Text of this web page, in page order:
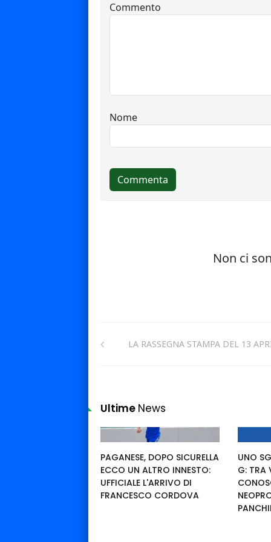
LA RASSEGNA STAMPA DEL 13
Ultime News
PAGANESE, DOPO SICURELLA
ECCO UN ALTRO INNESTO:
UFFICIALE L'ARRIVO DI
FRANCESCO CORDOVA
UNO
G: TRA